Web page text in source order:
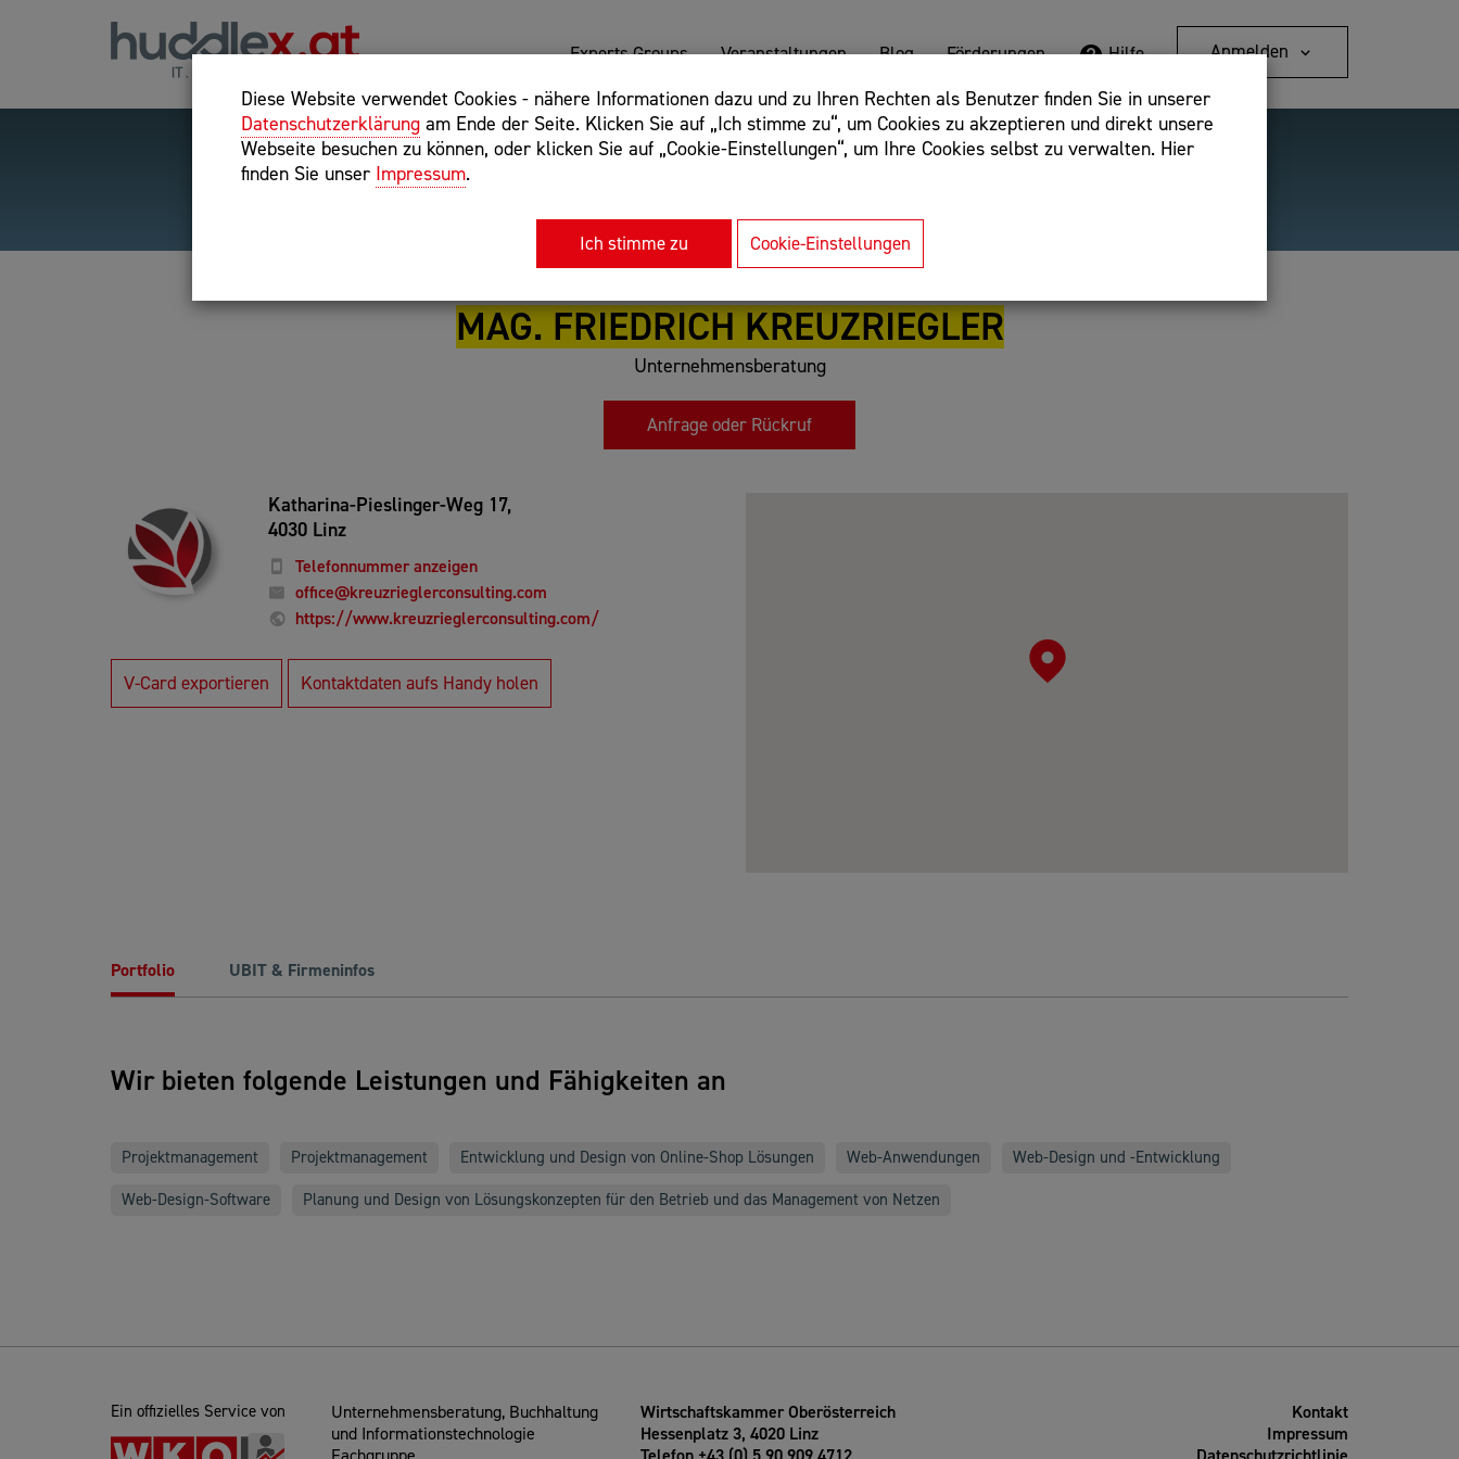
Diese Website verwendet Cookies - nähere Informationen dazu und zu Ihren Rechten als Benutzer finden Sie in unserer
Datenschutzerklärung am Ende der Seite. Klicken Sie auf „Ich stimme zu“, um Cookies zu akzeptieren und direkt unsere
Webseite besuchen zu können, oder klicken Sie auf „Cookie-Einstellungen“, um Ihre Cookies selbst zu verwalten. Hier
finden Sie unser Impressum.
Ich stimme zu Cookie-Einstellungen
Experts Groups Veranstaltungen Blog Förderungen Hilfe Anmelden
Hilfreiche Suchparameter: Begriff einschließen: +webshop, Begriff ausschließen: -webshop,
Exakter Suchbegriff: "internet of things"
Detailsuche
MAG. FRIEDRICH KREUZRIEGLER
Unternehmensberatung
Anfrage oder Rückruf
Katharina-Pieslinger-Weg 17,
4030 Linz
Telefonnummer anzeigen
office@kreuzrieglerconsulting.com
https://www.kreuzrieglerconsulting.com/
V-Card exportieren Kontaktdaten aufs Handy holen
Portfolio UBIT & Firmeninfos
Wir bieten folgende Leistungen und Fähigkeiten an
Projektmanagement Projektmanagement Entwicklung und Design von Online-Shop Lösungen Web-Anwendungen
Web-Design und -Entwicklung
Web-Design-Software
Planung und Design von Lösungskonzepten für den Betrieb und das Management von Netzen
Ein offizielles Service von
Unternehmensberatung, Buchhaltung
und Informationstechnologie
Wirtschaftskammer Oberösterreich
Hessenplatz 3, 4020 Linz
Kontakt
Impressum